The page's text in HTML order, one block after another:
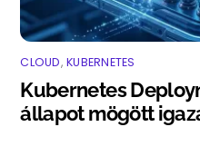
CLOUD,KUBERNETES
Kubernetes
állapot mögött